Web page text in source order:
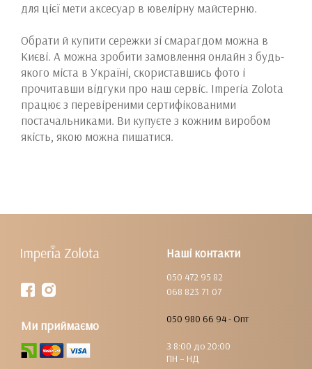
для цієї мети аксесуар в ювелірну майстерню.
Обрати й купити сережки зі смарагдом можна в
Києві. А можна зробити замовлення онлайн з будь-
якого міста в Україні, скориставшись фото і
прочитавши відгуки про наш сервіс. Imperia Zolota
працює з перевіреними сертифікованими
постачальниками. Ви купуєте з кожним виробом
якість, якою можна пишатися.
Наші контакти
050 472 95 82
068 823 71 07
050 980 66 94 - Опт
З 8:00 до 20:00
ПН – НД
Ми приймаємо